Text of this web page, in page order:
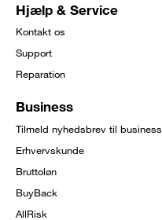
Hjælp & Service
Kontakt os
Support
Reparation
Business
Tilmeld nyhedsbrev til business
Erhvervskunde
Bruttoløn
BuyBack
AllRisk